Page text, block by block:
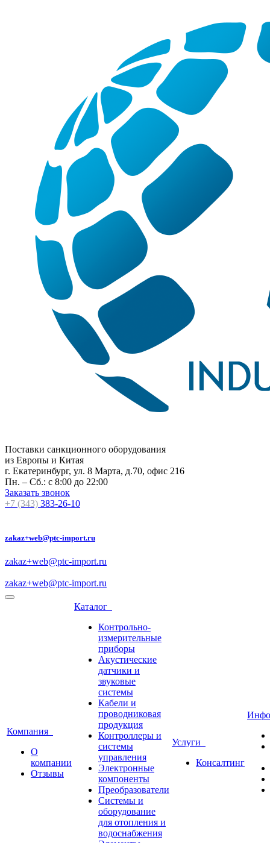
Поставки санкционного оборудования
из Европы и Китая
г. Екатеринбург, ул. 8 Марта, д.70, офис 216
Пн. – Сб.: с 8:00 до 22:00
Заказать звонок
+7 (343) 383-26-10
zakaz+web@ptc-import.ru
zakaz+web@ptc-import.ru
zakaz+web@ptc-import.ru
Компания
О
компании
Отзывы
Каталог
Контрольно-
измерительные
приборы
Акустические
датчики и
звуковые
системы
Кабели и
проводниковая
продукция
Контроллеры и
системы
управления
Электронные
компоненты
Преобразователи
Системы и
оборудование
для отопления и
водоснабжения
Услуги
Консалтинг